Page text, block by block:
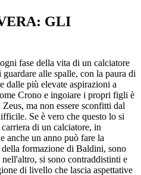
GLI
fase della vita di un calciatore
alle spalle, con la paura di
dalle più elevate aspirazioni a
Crono e ingoiare i propri figli è
ma non essere sconfitti dal
Se è vero che questo lo si
di un calciatore, in
anche un anno può fare la
formazione di Baldini, sono
si sono contraddistinti e
di livello che lascia aspettative